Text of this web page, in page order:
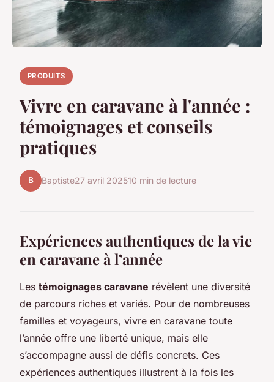
PRODUITS
Vivre en caravane à l'année :
témoignages et conseils
pratiques
B Baptiste27 avril 202510 min de lecture
Expériences authentiques de la vie
en caravane à l’année
Les témoignages caravane révèlent une diversité
de parcours riches et variés. Pour de nombreuses
familles et voyageurs, vivre en caravane toute
l’année offre une liberté unique, mais elle
s’accompagne aussi de défis concrets. Ces
expériences authentiques illustrent à la fois les